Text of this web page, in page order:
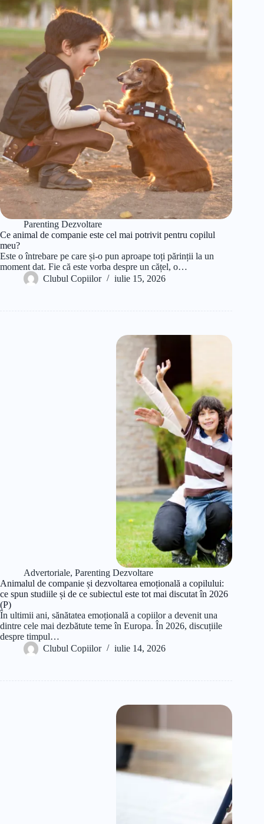
Parenting Dezvoltare
Ce animal de companie este cel mai potrivit pentru copilul
meu?
Este o întrebare pe care și-o pun aproape toți părinții la un
moment dat. Fie că este vorba despre un cățel, o…
Clubul Copiilor
iulie 15, 2026
Advertoriale, Parenting Dezvoltare
Animalul de companie și dezvoltarea emoțională a copilului:
ce spun studiile și de ce subiectul este tot mai discutat în 2026
(P)
În ultimii ani, sănătatea emoțională a copiilor a devenit una
dintre cele mai dezbătute teme în Europa. În 2026, discuțiile
despre timpul…
Clubul Copiilor
iulie 14, 2026